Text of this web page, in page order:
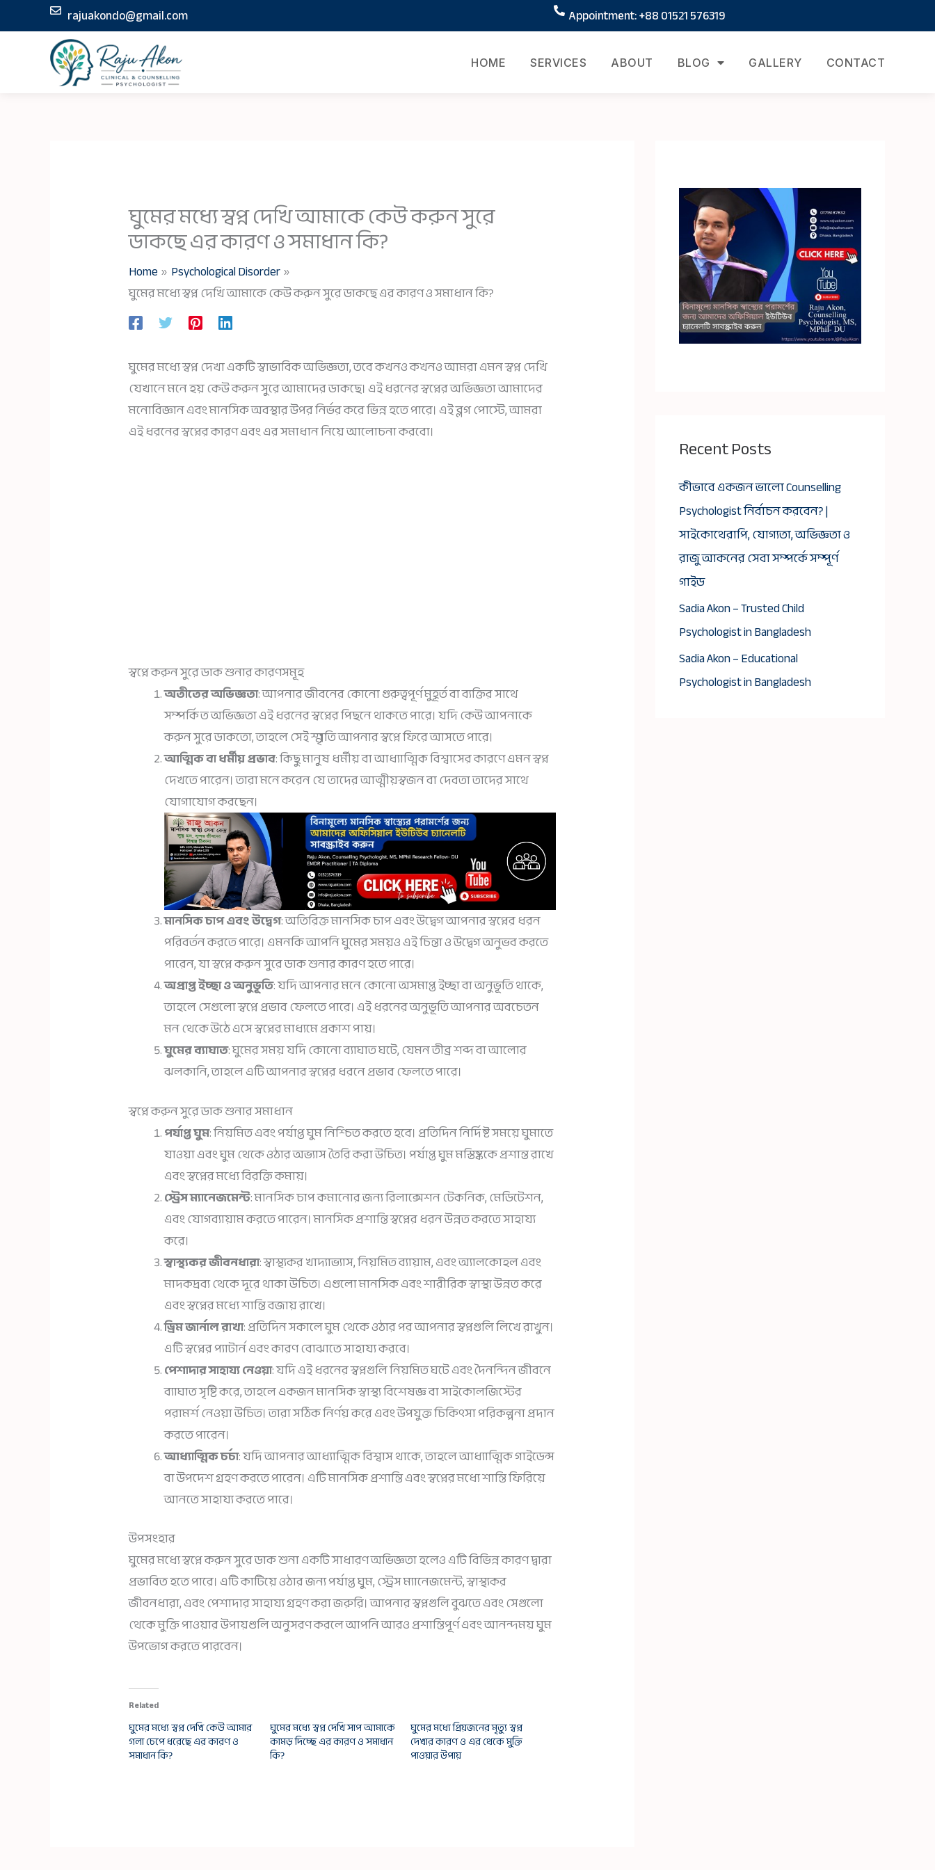
to
rajuakondo@gmail.com Appointment: +88 01521 576319
HOME SERVICES ABOUT BLOG GALLERY CONTACT
ঘুমের মধ্যে স্বপ্ন দেখি আমাকে কেউ করুন সুরে
ডাকছে এর কারণ ও সমাধান কি?
Home
Psychological Disorder
ঘুমের মধ্যে স্বপ্ন দেখি আমাকে কেউ করুন সুরে ডাকছে এর কারণ ও সমাধান কি?
ঘুমের মধ্যে স্বপ্ন দেখা একটি স্বাভাবিক অভিজ্ঞতা, তবে কখনও কখনও আমরা এমন স্বপ্ন দেখি
যেখানে মনে হয় কেউ করুন সুরে আমাদের ডাকছে। এই ধরনের স্বপ্নের অভিজ্ঞতা আমাদের
মনোবিজ্ঞান এবং মানসিক অবস্থার উপর নির্ভর করে ভিন্ন হতে পারে। এই ব্লগ পোস্টে, আমরা
এই ধরনের স্বপ্নের কারণ এবং এর সমাধান নিয়ে আলোচনা করবো।
স্বপ্নে করুন সুরে ডাক শুনার কারণসমূহ
অতীতের অভিজ্ঞতা: আপনার জীবনের কোনো গুরুত্বপূর্ণ মুহূর্ত বা ব্যক্তির সাথে
সম্পর্কিত অভিজ্ঞতা এই ধরনের স্বপ্নের পিছনে থাকতে পারে। যদি কেউ আপনাকে
করুন সুরে ডাকতো, তাহলে সেই স্মৃতি আপনার স্বপ্নে ফিরে আসতে পারে।
আত্মিক বা ধর্মীয় প্রভাব: কিছু মানুষ ধর্মীয় বা আধ্যাত্মিক বিশ্বাসের কারণে এমন স্বপ্ন
দেখতে পারেন। তারা মনে করেন যে তাদের আত্মীয়স্বজন বা দেবতা তাদের সাথে
যোগাযোগ করছেন।
মানসিক চাপ এবং উদ্বেগ: অতিরিক্ত মানসিক চাপ এবং উদ্বেগ আপনার স্বপ্নের ধরন
পরিবর্তন করতে পারে। এমনকি আপনি ঘুমের সময়ও এই চিন্তা ও উদ্বেগ অনুভব করতে
পারেন, যা স্বপ্নে করুন সুরে ডাক শুনার কারণ হতে পারে।
অপ্রাপ্ত ইচ্ছা ও অনুভূতি: যদি আপনার মনে কোনো অসমাপ্ত ইচ্ছা বা অনুভূতি থাকে,
তাহলে সেগুলো স্বপ্নে প্রভাব ফেলতে পারে। এই ধরনের অনুভূতি আপনার অবচেতন
মন থেকে উঠে এসে স্বপ্নের মাধ্যমে প্রকাশ পায়।
ঘুমের ব্যাঘাত: ঘুমের সময় যদি কোনো ব্যাঘাত ঘটে, যেমন তীব্র শব্দ বা আলোর
ঝলকানি, তাহলে এটি আপনার স্বপ্নের ধরনে প্রভাব ফেলতে পারে।
স্বপ্নে করুন সুরে ডাক শুনার সমাধান
পর্যাপ্ত ঘুম: নিয়মিত এবং পর্যাপ্ত ঘুম নিশ্চিত করতে হবে। প্রতিদিন নির্দিষ্ট সময়ে ঘুমাতে
যাওয়া এবং ঘুম থেকে ওঠার অভ্যাস তৈরি করা উচিত। পর্যাপ্ত ঘুম মস্তিষ্ককে প্রশান্ত রাখে
এবং স্বপ্নের মধ্যে বিরক্তি কমায়।
স্ট্রেস ম্যানেজমেন্ট: মানসিক চাপ কমানোর জন্য রিলাক্সেশন টেকনিক, মেডিটেশন,
এবং যোগব্যায়াম করতে পারেন। মানসিক প্রশান্তি স্বপ্নের ধরন উন্নত করতে সাহায্য
করে।
স্বাস্থ্যকর জীবনধারা: স্বাস্থ্যকর খাদ্যাভ্যাস, নিয়মিত ব্যায়াম, এবং অ্যালকোহল এবং
মাদকদ্রব্য থেকে দূরে থাকা উচিত। এগুলো মানসিক এবং শারীরিক স্বাস্থ্য উন্নত করে
এবং স্বপ্নের মধ্যে শান্তি বজায় রাখে।
ড্রিম জার্নাল রাখা: প্রতিদিন সকালে ঘুম থেকে ওঠার পর আপনার স্বপ্নগুলি লিখে রাখুন।
এটি স্বপ্নের প্যাটার্ন এবং কারণ বোঝাতে সাহায্য করবে।
পেশাদার সাহায্য নেওয়া: যদি এই ধরনের স্বপ্নগুলি নিয়মিত ঘটে এবং দৈনন্দিন জীবনে
ব্যাঘাত সৃষ্টি করে, তাহলে একজন মানসিক স্বাস্থ্য বিশেষজ্ঞ বা সাইকোলজিস্টের
পরামর্শ নেওয়া উচিত। তারা সঠিক নির্ণয় করে এবং উপযুক্ত চিকিৎসা পরিকল্পনা প্রদান
করতে পারেন।
আধ্যাত্মিক চর্চা: যদি আপনার আধ্যাত্মিক বিশ্বাস থাকে, তাহলে আধ্যাত্মিক গাইডেন্স
বা উপদেশ গ্রহণ করতে পারেন। এটি মানসিক প্রশান্তি এবং স্বপ্নের মধ্যে শান্তি ফিরিয়ে
আনতে সাহায্য করতে পারে।
উপসংহার
ঘুমের মধ্যে স্বপ্নে করুন সুরে ডাক শুনা একটি সাধারণ অভিজ্ঞতা হলেও এটি বিভিন্ন কারণ দ্বারা
প্রভাবিত হতে পারে। এটি কাটিয়ে ওঠার জন্য পর্যাপ্ত ঘুম, স্ট্রেস ম্যানেজমেন্ট, স্বাস্থ্যকর
জীবনধারা, এবং পেশাদার সাহায্য গ্রহণ করা জরুরি। আপনার স্বপ্নগুলি বুঝতে এবং সেগুলো
থেকে মুক্তি পাওয়ার উপায়গুলি অনুসরণ করলে আপনি আরও প্রশান্তিপূর্ণ এবং আনন্দময় ঘুম
উপভোগ করতে পারবেন।
Related
ঘুমের মধ্যে স্বপ্ন দেখি কেউ আমার
গলা চেপে ধরেছে এর কারণ ও
সমাধান কি?
ঘুমের মধ্যে স্বপ্ন দেখি সাপ আমাকে
কামড় দিচ্ছে এর কারণ ও সমাধান
কি?
ঘুমের মধ্যে প্রিয়জনের মৃত্যু স্বপ্ন
দেখার কারণ ও এর থেকে মুক্তি
পাওয়ার উপায়
Recent Posts
কীভাবে একজন ভালো Counselling
Psychologist নির্বাচন করবেন? |
সাইকোথেরাপি, যোগ্যতা, অভিজ্ঞতা ও
রাজু আকনের সেবা সম্পর্কে সম্পূর্ণ
গাইড
Sadia Akon – Trusted Child
Psychologist in Bangladesh
Sadia Akon – Educational
Psychologist in Bangladesh